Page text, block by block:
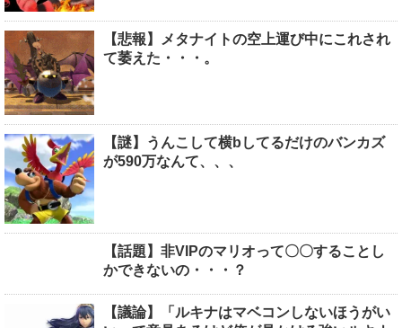
【悲報】メタナイトの空上運び中にこれされ
て萎えた・・・。
【謎】うんこして横bしてるだけのバンカズ
が590万なんて、、、
【話題】非VIPのマリオって〇〇することし
かできないの・・・？
【議論】「ルキナはマベコンしないほうがい